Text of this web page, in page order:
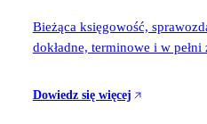
Bieżąca księgowość,
dokładne, terminowe i w
Dowiedz się więcej